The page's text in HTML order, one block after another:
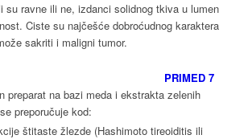
su ravne ili ne, izdanci solidnog tkiva u lumen
Ciste su najčešće dobroćudnog karaktera
sakriti i maligni tumor.
PRIMED 7
preparat na bazi meda i ekstrakta zelenih
preporučuje kod:
štitaste žlezde (Hashimoto tireoiditis ili